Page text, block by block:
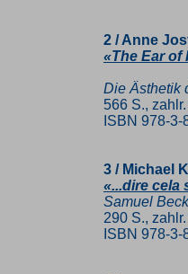
2 / Anne
«The Ear of
Die Ästhetik
566 S.,
ISBN 978-
3 / Michael
«...dire cela
Samuel
290 S.,
ISBN 978-